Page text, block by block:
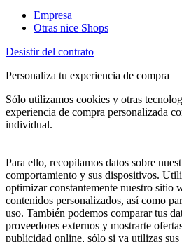
Empresa
Otras nice Shops
Desistir del contrato
Personaliza tu experiencia de compra
Sólo utilizamos cookies y otras
experiencia de compra personalizada
individual.
Para ello, recopilamos datos sobre
comportamiento y sus dispositivos.
optimizar constantemente nuestro sitio
contenidos personalizados, así como
uso. También podemos comparar tus
proveedores externos y mostrarte
publicidad online, sólo si ya utilizas sus